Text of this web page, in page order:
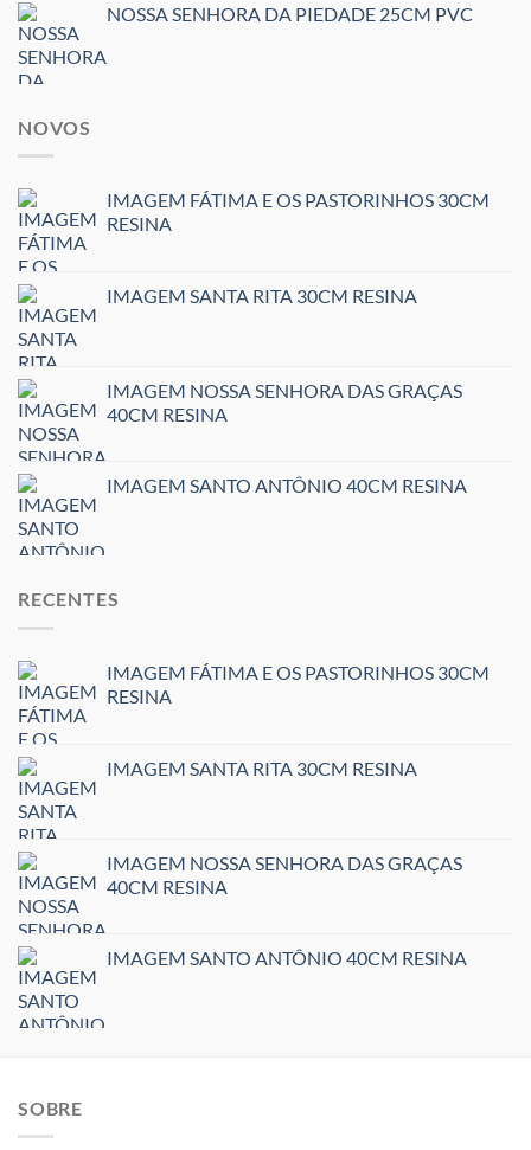
NOSSA SENHORA DA PIEDADE 25CM PVC
NOVOS
IMAGEM FÁTIMA E OS PASTORINHOS 30CM
RESINA
IMAGEM SANTA RITA 30CM RESINA
IMAGEM NOSSA SENHORA DAS GRAÇAS
40CM RESINA
IMAGEM SANTO ANTÔNIO 40CM RESINA
RECENTES
IMAGEM FÁTIMA E OS PASTORINHOS 30CM
RESINA
IMAGEM SANTA RITA 30CM RESINA
IMAGEM NOSSA SENHORA DAS GRAÇAS
40CM RESINA
IMAGEM SANTO ANTÔNIO 40CM RESINA
SOBRE